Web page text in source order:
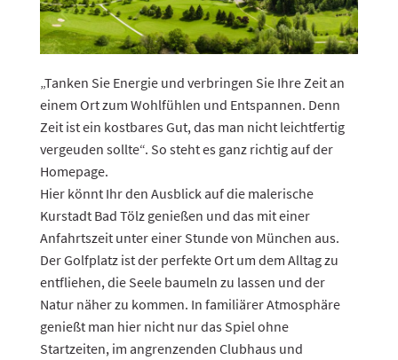
„Tanken Sie Energie und verbringen Sie Ihre Zeit an
einem Ort zum Wohlfühlen und Entspannen. Denn
Zeit ist ein kostbares Gut, das man nicht leichtfertig
vergeuden sollte“. So steht es ganz richtig auf der
Homepage.
Hier könnt Ihr den Ausblick auf die malerische
Kurstadt Bad Tölz genießen und das mit einer
Anfahrtszeit unter einer Stunde von München aus.
Der Golfplatz ist der perfekte Ort um dem Alltag zu
entfliehen, die Seele baumeln zu lassen und der
Natur näher zu kommen. In familiärer Atmosphäre
genießt man hier nicht nur das Spiel ohne
Startzeiten, im angrenzenden Clubhaus und